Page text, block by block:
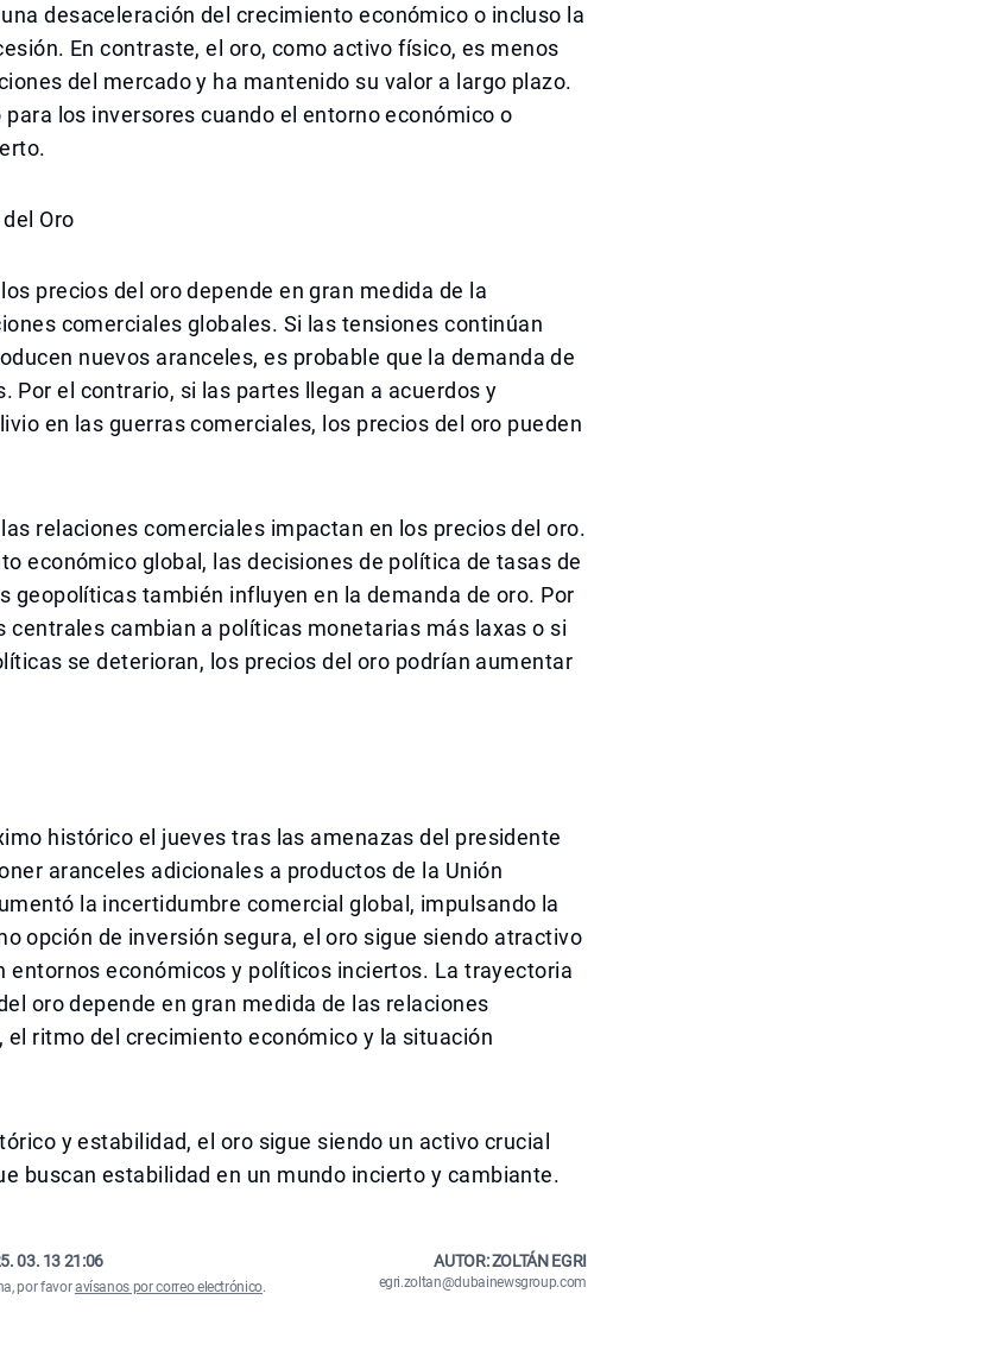
desaceleración del crecimiento económico o incluso la
En contraste, el oro, como activo físico, es menos
del mercado y ha mantenido su valor a largo plazo.
los inversores cuando el entorno económico o
Oro
precios del oro depende en gran medida de la
comerciales globales. Si las tensiones continúan
nuevos aranceles, es probable que la demanda de
Por el contrario, si las partes llegan a acuerdos y
en las guerras comerciales, los precios del oro pueden
relaciones comerciales impactan en los precios del oro.
económico global, las decisiones de política de tasas de
geopolíticas también influyen en la demanda de oro. Por
centrales cambian a políticas monetarias más laxas o si
se deterioran, los precios del oro podrían aumentar
histórico el jueves tras las amenazas del presidente
aranceles adicionales a productos de la Unión
la incertidumbre comercial global, impulsando la
opción de inversión segura, el oro sigue siendo atractivo
entornos económicos y políticos inciertos. La trayectoria
oro depende en gran medida de las relaciones
el ritmo del crecimiento económico y la situación
y estabilidad, el oro sigue siendo un activo crucial
buscan estabilidad en un mundo incierto y cambiante.
03. 13 21:06
por favoravísanos por correo electrónico.
AUTOR: ZOLTÁN EGRI
egri.zoltan@dubainewsgroup.com